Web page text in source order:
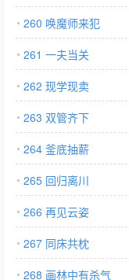
260 唤魔师来犯
261 一夫当关
262 现学现卖
263 双管齐下
264 釜底抽薪
265 回归离川
266 再见云姿
267 同床共枕
268 画林中有杀气